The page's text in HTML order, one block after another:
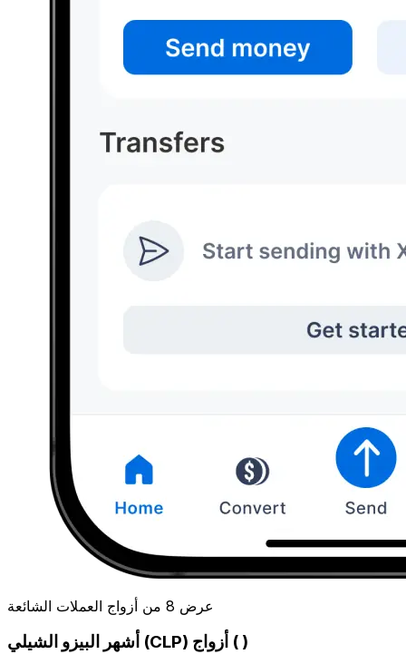
عرض 8 من أزواج العملات الشائعة
أشهر البيزو الشيلي (CLP) أزواج ( )